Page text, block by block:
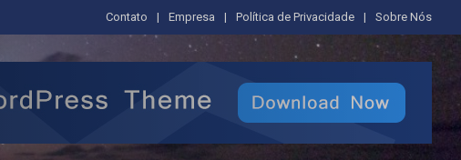
Contato Empresa Política de Privacidade Sobre Nós